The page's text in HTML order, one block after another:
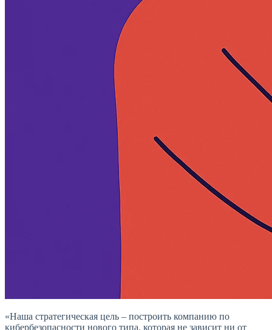
«Наша стратегическая цель – построить компанию по
кибербезопасности нового типа, которая не зависит ни от